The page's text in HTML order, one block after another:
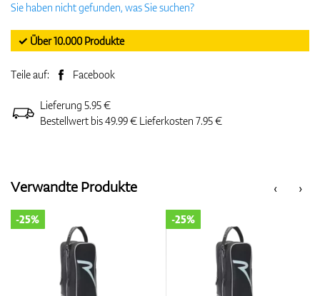
Sie haben nicht gefunden, was Sie suchen?
✓ Über 10.000 Produkte
Teile auf: Facebook
Lieferung 5.95 €
Bestellwert bis 49.99 € Lieferkosten 7.95 €
‹
Verwandte Produkte ›
-25% -25%